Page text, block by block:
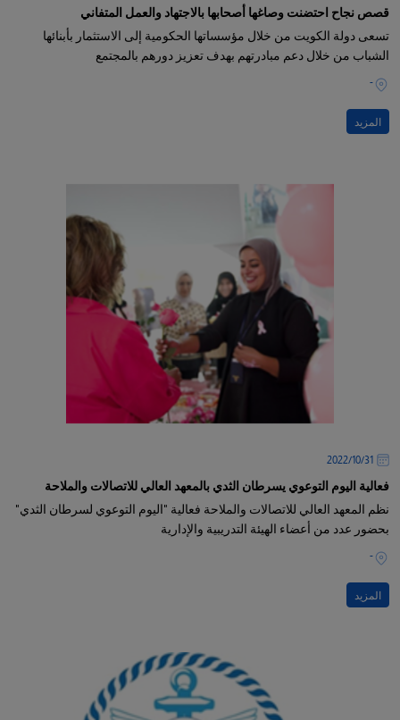
قصص نجاح احتضنت وصاغها أصحابها بالاجتهاد والعمل المتفاني
تسعى دولة الكويت من خلال مؤسساتها الحكومية إلى الاستثمار بأبنائها
الشباب من خلال دعم مبادرتهم بهدف تعزيز دورهم بالمجتمع
-
المزيد
31‏/10‏/2022
فعالية اليوم التوعوي يسرطان الثدي بالمعهد العالي للاتصالات والملاحة
نظم المعهد العالي للاتصالات والملاحة فعالية "اليوم التوعوي لسرطان الثدي"
بحضور عدد من أعضاء الهيئة التدريبية والإدارية
-
المزيد